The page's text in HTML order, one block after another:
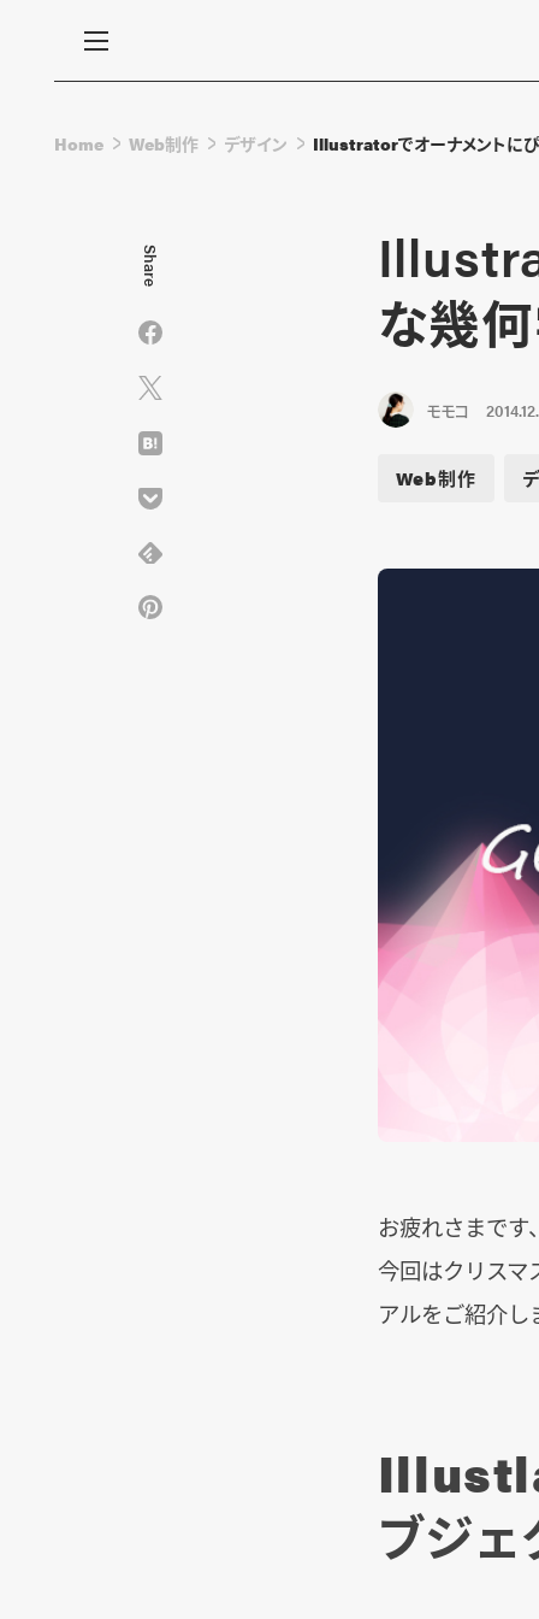
Home Web制作 デザイン Illustratorでオーナメントにぴ
な幾
モモコ
Web制作
お疲れさまです
今回はクリス
アルをご紹介し
ブジ
Share